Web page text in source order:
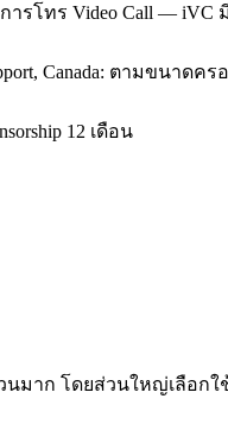
รโทร Video Call — iVC
Canada: ตามขนาดค
12 เดือน
าก โดยส่วนใหญ่เลือกใ